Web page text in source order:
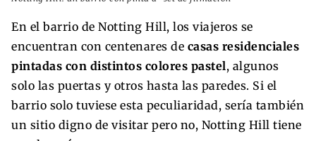
En el barrio de Notting Hill, los viajeros se
encuentran con centenares de casas residenciales
pintadas con distintos colores pastel, algunos
solo las puertas y otros hasta las paredes. Si el
barrio solo tuviese esta peculiaridad, sería también
un sitio digno de visitar pero no, Notting Hill tiene